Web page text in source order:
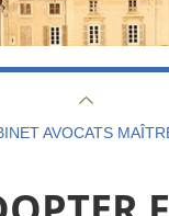
AVOCATS